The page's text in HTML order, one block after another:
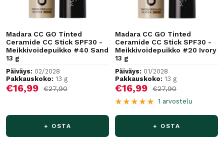
Madara CC GO Tinted
Ceramide CC Stick SPF30 -
Meikkivoidepuikko #40 Sand
13 g
Päiväys: 02/2028
Pakkauskoko: 13 g
Alennushinta
€16,99 Normaalihinta
€27,90
+ OSTA
Madara CC GO Tinted
Ceramide CC Stick SPF30 -
Meikkivoidepuikko #20 Ivory
13 g
Päiväys: 01/2028
Pakkauskoko: 13 g
Alennushinta
€16,99 Normaalihinta
€27,90
1 arvostelu
+ OSTA